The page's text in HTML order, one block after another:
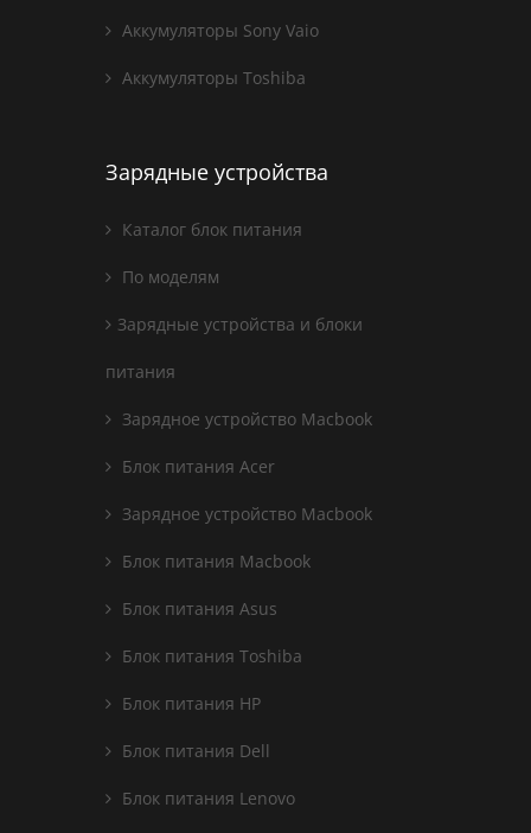
Аккумуляторы Sony Vaio
Аккумуляторы Toshiba
Зарядные устройства
Каталог блок питания
По моделям
Зарядные устройства и блоки
питания
Зарядное устройство Macbook
Блок питания Acer
Зарядное устройство Macbook
Блок питания Macbook
Блок питания Asus
Блок питания Toshiba
Блок питания HP
Блок питания Dell
Блок питания Lenovo